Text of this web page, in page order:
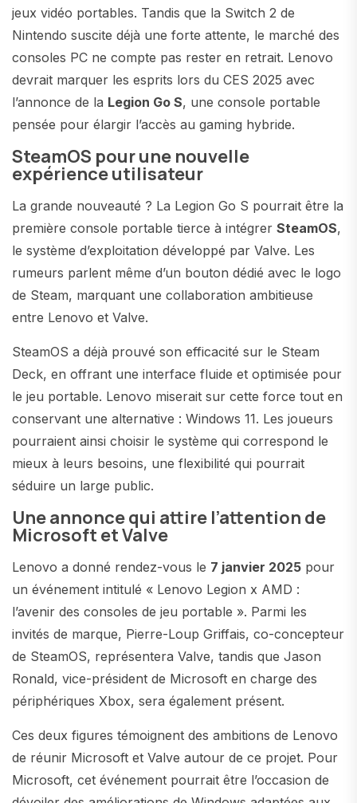
jeux vidéo portables. Tandis que la Switch 2 de
Nintendo suscite déjà une forte attente, le marché des
consoles PC ne compte pas rester en retrait. Lenovo
devrait marquer les esprits lors du CES 2025 avec
l’annonce de la Legion Go S, une console portable
pensée pour élargir l’accès au gaming hybride.
SteamOS pour une nouvelle
expérience utilisateur
La grande nouveauté ? La Legion Go S pourrait être la
première console portable tierce à intégrer SteamOS,
le système d’exploitation développé par Valve. Les
rumeurs parlent même d’un bouton dédié avec le logo
de Steam, marquant une collaboration ambitieuse
entre Lenovo et Valve.
SteamOS a déjà prouvé son efficacité sur le Steam
Deck, en offrant une interface fluide et optimisée pour
le jeu portable. Lenovo miserait sur cette force tout en
conservant une alternative : Windows 11. Les joueurs
pourraient ainsi choisir le système qui correspond le
mieux à leurs besoins, une flexibilité qui pourrait
séduire un large public.
Une annonce qui attire l’attention de
Microsoft et Valve
Lenovo a donné rendez-vous le 7 janvier 2025 pour
un événement intitulé « Lenovo Legion x AMD :
l’avenir des consoles de jeu portable ». Parmi les
invités de marque, Pierre-Loup Griffais, co-concepteur
de SteamOS, représentera Valve, tandis que Jason
Ronald, vice-président de Microsoft en charge des
périphériques Xbox, sera également présent.
Ces deux figures témoignent des ambitions de Lenovo
de réunir Microsoft et Valve autour de ce projet. Pour
Microsoft, cet événement pourrait être l’occasion de